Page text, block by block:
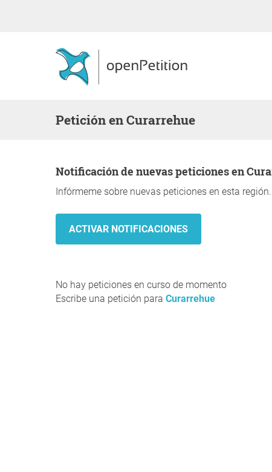
Petición en Curarrehue
Notificación de nuevas peticiones en
Infórmeme sobre nuevas peticiones en esta región.
No hay peticiones en curso de momento
Escribe una petición para Curarrehue